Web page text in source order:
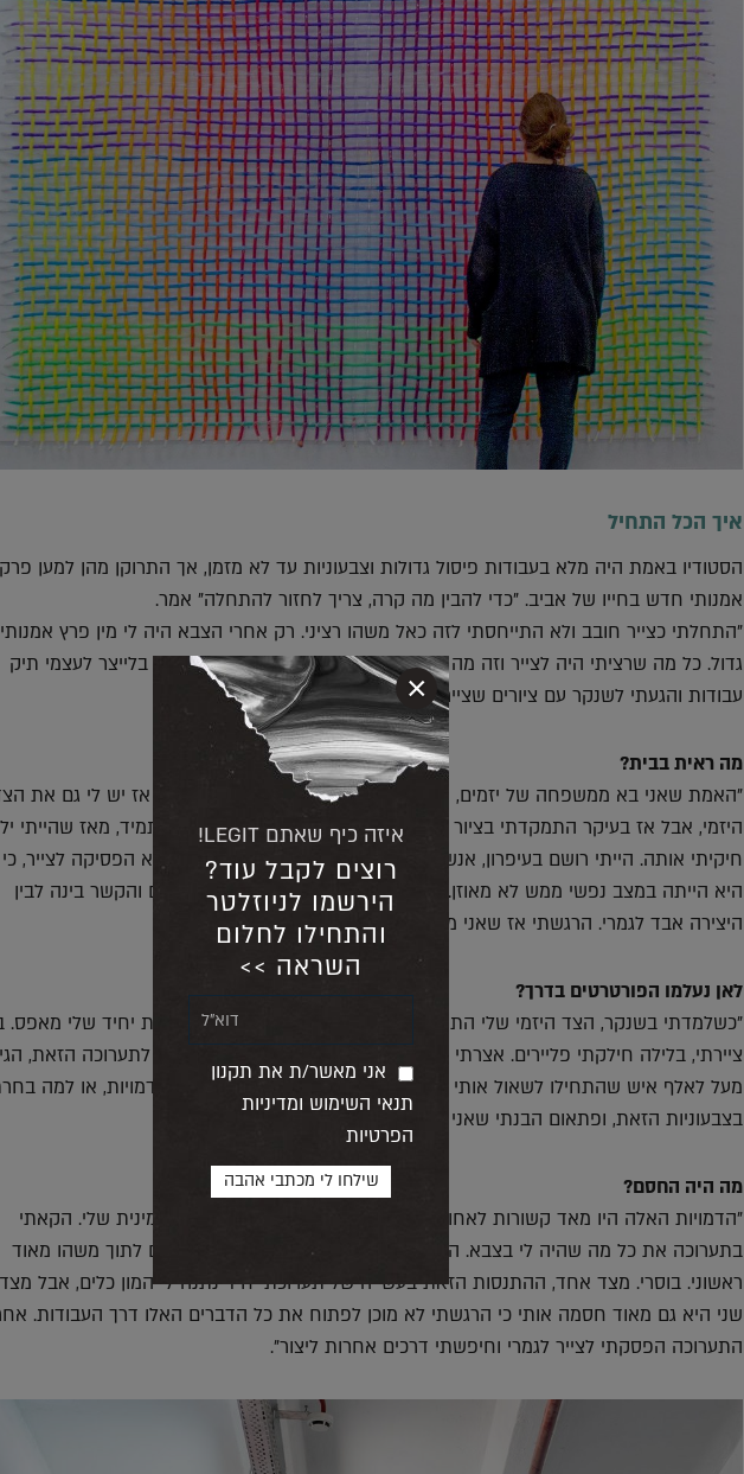
איך הכל התחיל
הסטודיו באמת היה מלא בעבודות פיסול גדולות וצבעוניות עד לא מזמן, אך התרוקן מהן למען פרק
אמנותי חדש בחייו של אביב. "כדי להבין מה קרה, צריך לחזור להתחלה" אמר.
"התחלתי כצייר חובב ולא התייחסתי לזה כאל משהו רציני. רק אחרי הצבא היה לי מין פרץ אמנותי
גדול. כל מה שרציתי היה לצייר וזה מה שעשיתי. בטיול אחרי הצבא התעסקתי בלייצר לעצמי תיק
עבודות והגעתי לשנקר עם ציורים שציירתי בהשראת מה שראיתי בבית".
מה ראית בבית?
"האמת שאני בא ממשפחה של יזמים, אמא שלי בעלת חברה ואחי הייטקיסט, אז יש לי גם את
היזמי, אבל אז בעיקר התמקדתי בציור פורטרטים, כמו אחותי. הערצתי אותה תמיד, מאז שהייתי
חיקיתי אותה. הייתי רושם בעיפרון, אנשים ודמויות מצילומים. באיזשהו שלב היא הפסיקה לצייר, כי
היא הייתה במצב נפשי ממש לא מאוזן. היא טופלה בהמון כדורים פסיכיאטריים והקשר בינה לבין
היצירה אבד לגמרי. הרגשתי אז שאני ממשיך את הדרך שלה".
לאן נעלמו הפורטרטים בדרך?
"כשלמדתי בשנקר, הצד היזמי שלי התעורר ובשנה השנייה שלי הקמתי תערוכת יחיד שלי מאפס.
ציירתי, בלילה חילקתי פליירים. אצרתי והפקתי אותה בעצמי ומאוד התרגשתי. לתערוכה הזאת,
מעל לאלף איש שהתחילו לשאול אותי שאלות כמו למה יש סימנים מסוימים בדמויות, או למה
בצבעוניות הזאת, ופתאום הבנתי שאני לא יכול לדבר על זה. שאני חסום".
מה היה החסם?
"הדמויות האלה היו מאד קשורות לאחותי, לדברים שקורים לי בבית ולנטייה המינית שלי. הקאתי
בתערוכה את כל מה שהיה לי בצבא. הפורטרטים היו התנקזות של המון דברים לתוך משהו מאוד
ראשוני. בוסרי. מצד אחד, ההתנסות הזאת בעשייה של תערוכת יחיד נתנה לי המון כלים, אבל מצד
שני היא גם מאוד חסמה אותי כי הרגשתי לא מוכן לפתוח את כל הדברים האלו דרך העבודות.
התערוכה הפסקתי לצייר לגמרי וחיפשתי דרכים אחרות ליצור".
איזה כיף שאתם LEGIT!
רוצים לקבל עוד?
הירשמו לניוזלטר
והתחילו לחלום
השראה >>
אני מאשר/ת את תקנון
תנאי השימוש ומדיניות
הפרטיות
×